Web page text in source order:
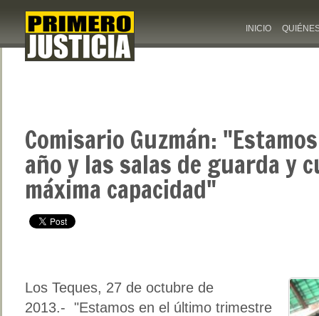
INICIO
Comisario Guzmán:
año y las salas de guarda y
máxima capacidad"
Los Teques, 27 de octubre de
2013.- "Estamos en el último trimestre